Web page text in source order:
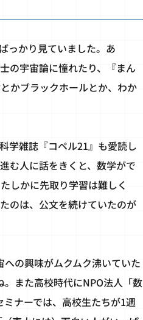
っかり見ていました。あ
の宇宙論に憧れたり、『まん
かブラックホールとか、わか
学雑誌『コペル21』も愛読し
む人に話をきくと、数学がで
しかに先取り学習は難しく
のは、公文を続けていたのが
の興味がムクムク沸いていた
また高校時代にNPO法人「数
ナーでは、高校生たちが1週